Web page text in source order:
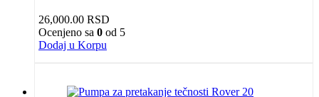
26,000.00 RSD
Ocenjeno sa 0 od 5
Dodaj u Korpu